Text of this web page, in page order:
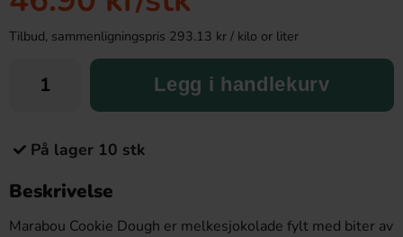
Tilbud, sammenligningspris 293.13 kr / kilo or liter
Legg i handlekurv
På lager 10 stk
Beskrivelse
Marabou Cookie Dough er melkesjokolade fylt med biter av